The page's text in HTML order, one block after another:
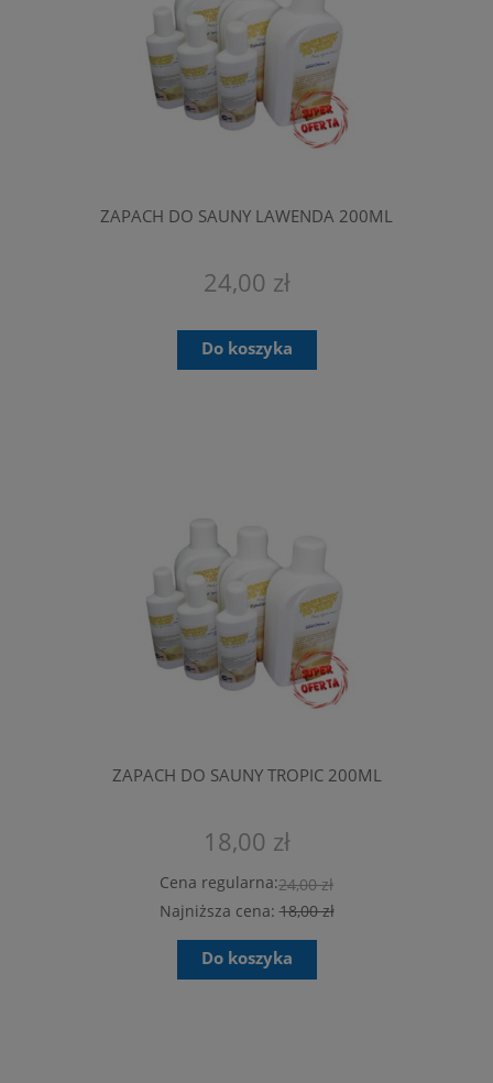
ZAPACH DO SAUNY LAWENDA 200ML
24,00 zł
Do koszyka
ZAPACH DO SAUNY TROPIC 200ML
18,00 zł
Cena regularna:24,00 zł
Najniższa cena:18,00 zł
Do koszyka